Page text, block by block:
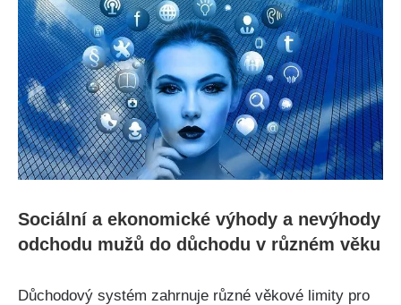
Sociální a ekonomické výhody a nevýhody
odchodu mužů do důchodu v různém věku
Důchodový systém zahrnuje různé věkové limity pro